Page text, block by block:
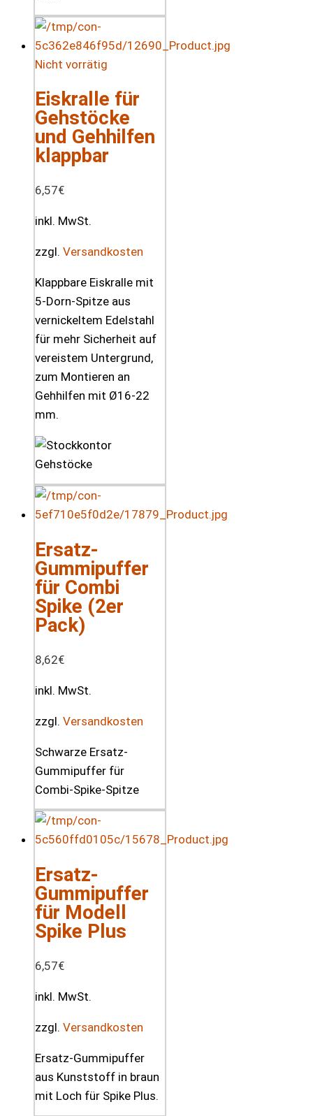
Nicht vorrätig
Eiskralle für
Gehstöcke
und Gehhilfen
klappbar
6,57€
inkl. MwSt.
zzgl. Versandkosten
Klappbare Eiskralle mit
5-Dorn-Spitze aus
vernickeltem Edelstahl
für mehr Sicherheit auf
vereistem Untergrund,
zum Montieren an
Gehhilfen mit Ø16-22
mm.
Ersatz-
Gummipuffer
für Combi
Spike (2er
Pack)
8,62€
inkl. MwSt.
zzgl. Versandkosten
Schwarze Ersatz-
Gummipuffer für
Combi-Spike-Spitze
Ersatz-
Gummipuffer
für Modell
Spike Plus
6,57€
inkl. MwSt.
zzgl. Versandkosten
Ersatz-Gummipuffer
aus Kunststoff in braun
mit Loch für Spike Plus.